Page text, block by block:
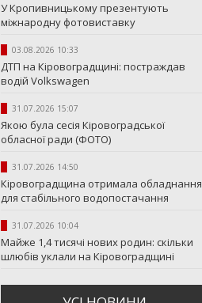
У Кропивницькому презентують
міжнародну фотовиставку
03.08.2026 10:33
ДТП на Кіровоградщині: постраждав
водій Volkswagen
31.07.2026 15:07
Якою була сесія Кіровоградської
обласної ради (ФОТО)
31.07.2026 14:50
Кіровоградщина отримала обладнання
для стабільного водопостачання
31.07.2026 10:04
Майже 1,4 тисячі нових родин: скільки
шлюбів уклали на Кіровоградщині